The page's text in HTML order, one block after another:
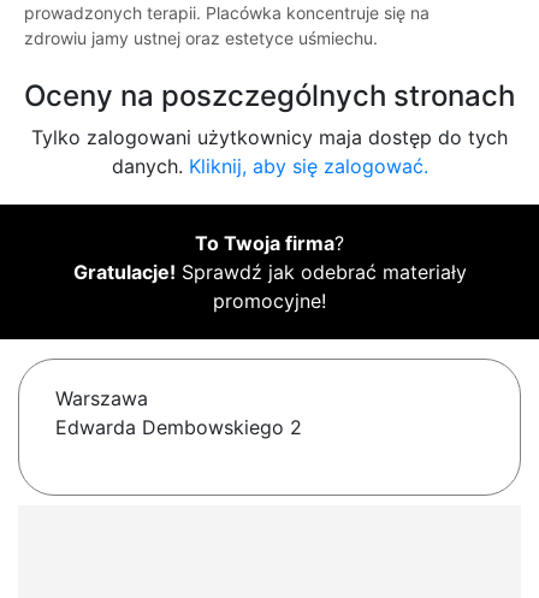
prowadzonych terapii. Placówka koncentruje się na
zdrowiu jamy ustnej oraz estetyce uśmiechu.
Oceny na poszczególnych stronach
Tylko zalogowani użytkownicy maja dostęp do tych
danych. Kliknij, aby się zalogować.
To Twoja firma?
Gratulacje! Sprawdź jak odebrać materiały
promocyjne!
Warszawa
Edwarda Dembowskiego 2